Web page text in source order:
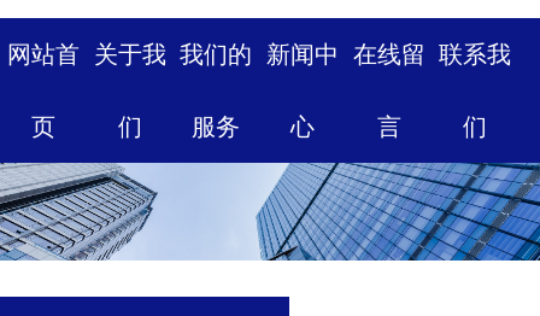
网站首
页
关于我
们
我们的
服务
新闻中
心
在线留
言
联系我
们